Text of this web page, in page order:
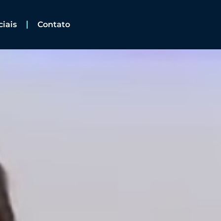
Contato